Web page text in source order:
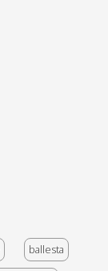
ballesta